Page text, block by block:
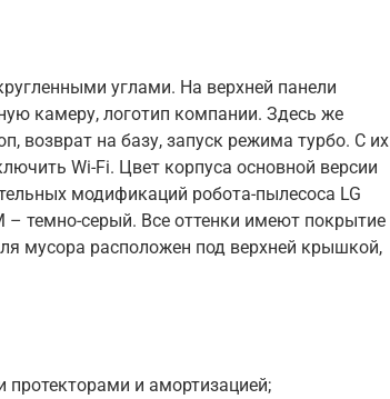
углами. На верхней панели
камеру, логотип компании. Здесь же
возврат на базу, запуск режима турбо. С их
Wi-Fi. Цвет корпуса основной версии
модификаций робота-пылесоса LG
– темно-серый. Все оттенки имеют покрытие
мусора расположен под верхней крышкой,
и амортизацией;